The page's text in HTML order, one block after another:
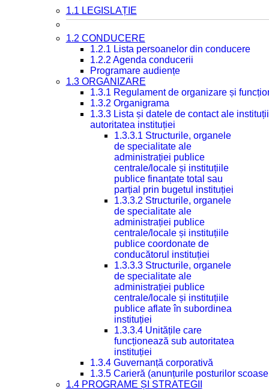
1.1 LEGISLAȚIE
1.2 CONDUCERE
1.2.1 Lista persoanelor din conducere
1.2.2 Agenda conducerii
Programare audiențe
1.3 ORGANIZARE
1.3.1 Regulament de organizare și
1.3.2 Organigrama
1.3.3 Lista și datele de contact ale
autoritatea instituției
1.3.3.1 Structurile, organele
de specialitate ale
administrației publice
centrale/locale și instituțiile
publice finanțate total sau
parțial prin bugetul instituției
1.3.3.2 Structurile, organele
de specialitate ale
administrației publice
centrale/locale și instituțiile
publice coordonate de
conducătorul instituției
1.3.3.3 Structurile, organele
de specialitate ale
administrației publice
centrale/locale și instituțiile
publice aflate în subordinea
instituției
1.3.3.4 Unitățile care
funcționează sub autoritatea
instituției
1.3.4 Guvernanță corporativă
1.3.5 Carieră (anunțurile posturilor
1.4 PROGRAME ȘI STRATEGII